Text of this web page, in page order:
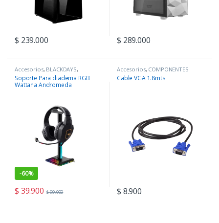
$ 239.000 $ 289.000
Accesorios, BLACKDAYS,
COMPONENTES , Periféricos
Soporte Para diadema RGB
Wattana Andromeda
-60%
$ 39.900 $99.000
Accesorios, COMPONENTES
Cable VGA 1.8mts
$ 8.900